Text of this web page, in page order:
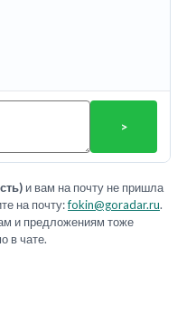
>
и вам на почту не пришла
на почту:fokin@goradar.ru.
и предложениям тоже
в чате.